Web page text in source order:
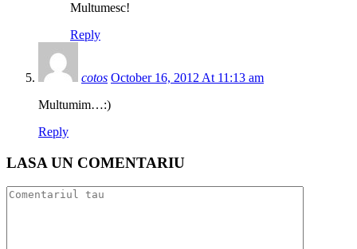
Multumesc!
Reply
cotos October 16, 2012 At 11:13 am
Multumim…:)
Reply
LASA UN COMENTARIU